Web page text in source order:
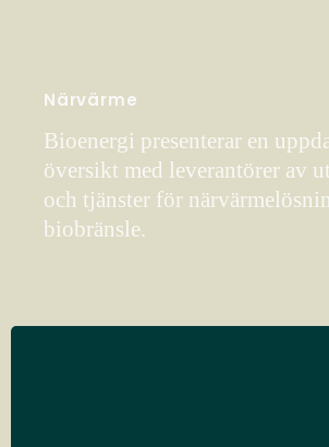
Närvärme
Bioenergi presenterar en
översikt med leverantörer av
och tjänster för
biobränsle.